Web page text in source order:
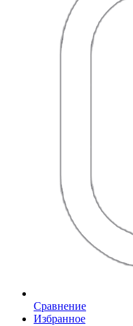
Сравнение
Избранное